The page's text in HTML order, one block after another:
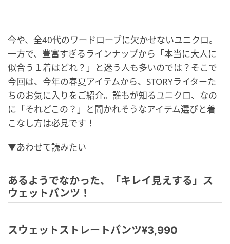
今や、全40代のワードローブに欠かせないユニクロ。
一方で、豊富すぎるラインナップから「本当に大人に
似合う１着はどれ？」と迷う人も多いのでは？そこで
今回は、今年の春夏アイテムから、STORYライターた
ちのお気に入りをご紹介。誰もが知るユニクロ、なの
に「それどこの？」と聞かれそうなアイテム選びと着
こなし方は必見です！
▼あわせて読みたい
あるようでなかった、「キレイ見えする」ス
ウェットパンツ！
スウェットストレートパンツ¥3,990